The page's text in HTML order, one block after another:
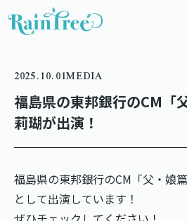
2025.10.01MEDIA
福島県の東邦銀行のCM「
莉瑚が出演！
福島県の東邦銀行のCM「父・娘
として出演しています！